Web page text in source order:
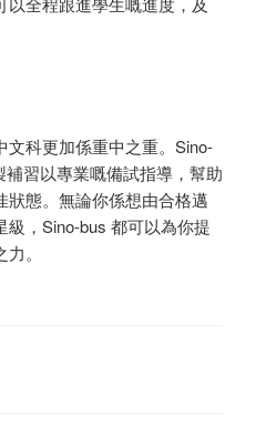
科更加係重中之重。Sino-
習以專業嘅備試指導，幫助
態。無論你係想由合格邁
，Sino-bus 都可以為你提
。